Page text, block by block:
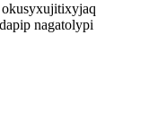
nagatolypi